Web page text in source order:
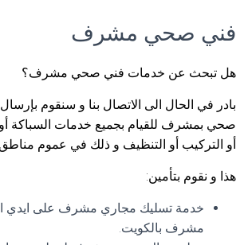
فني صحي مشرف
هل تبحث عن خدمات فني صحي مشرف؟
بادر في الحال الى الاتصال بنا و سنقوم
صحي بمشرف للقيام بجميع خدمات السباكة أو
أو التركيب أو التنظيف و ذلك في عموم
هذا و نقوم بتأمين:
خدمة تسليك مجاري مشرف على ايدي
مشرف بالكويت.